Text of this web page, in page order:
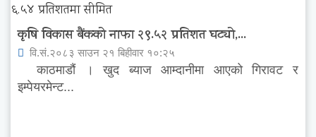
कृषि विकास बैंकको नाफा २९.५२ प्रतिशत घट्यो,...
वि.सं.२०८३ साउन २१ बिहीवार १०:२५
काठमाडौं । खुद ब्याज आम्दानीमा आएको गिरावट र
इम्पेयरमेन्ट...